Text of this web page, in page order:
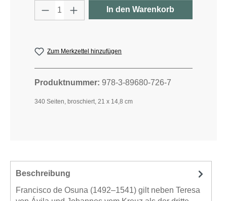
Produkt Anzahl: Gib den
In den Warenkorb
Zum Merkzettel hinzufügen
Produktnummer: 978-3-89680-726-7
340 Seiten, broschiert, 21 x 14,8 cm
Beschreibung
Francisco de Osuna (1492–1541) gilt neben Teresa